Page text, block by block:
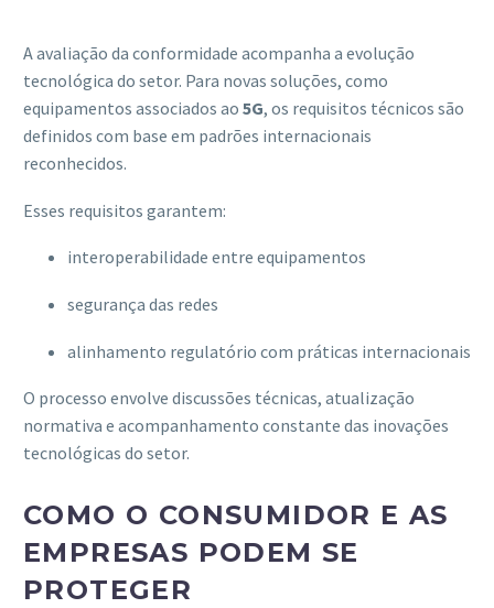
A avaliação da conformidade acompanha a evolução
tecnológica do setor. Para novas soluções, como
equipamentos associados ao 5G, os requisitos técnicos são
definidos com base em padrões internacionais
reconhecidos.
Esses requisitos garantem:
interoperabilidade entre equipamentos
segurança das redes
alinhamento regulatório com práticas internacionais
O processo envolve discussões técnicas, atualização
normativa e acompanhamento constante das inovações
tecnológicas do setor.
COMO O CONSUMIDOR E AS
EMPRESAS PODEM SE
PROTEGER